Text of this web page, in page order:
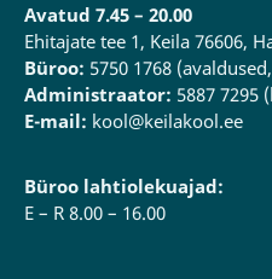
Avatud 7.45 – 20.00
Ehitajate tee 1, Keila 76606,
Büroo: 5750 1768
Administraator: 5887 7295
E-mail: kool@keilakool.ee
Büroo lahtiolekuajad:
E – R 8.00 – 16.00